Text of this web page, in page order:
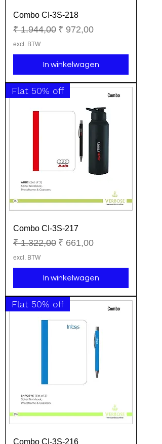
Combo CI-3S-218
Normale prijs
₹ 1.944,00 Verkoopprijs
₹ 972,00
excl. BTW
In winkelwagen
Flat 50% off
Combo CI-3S-217
Normale prijs
₹ 1.322,00 Verkoopprijs
₹ 661,00
excl. BTW
In winkelwagen
Flat 50% off
Combo CI-3S-216